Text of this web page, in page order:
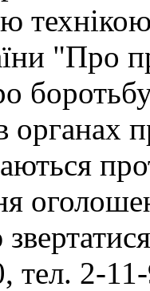
"Про
боротьбу
органах
тел. 2-